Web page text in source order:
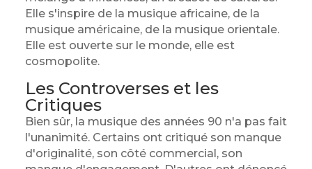
Elle s'inspire de la musique africaine, de la
musique américaine, de la musique orientale.
Elle est ouverte sur le monde, elle est
cosmopolite.
Les Controverses et les
Critiques
Bien sûr, la musique des années 90 n'a pas fait
l'unanimité. Certains ont critiqué son manque
d'originalité, son côté commercial, son